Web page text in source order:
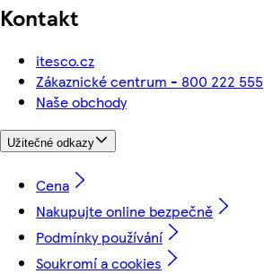
Kontakt
itesco.cz
Zákaznické centrum - 800 222 555
Naše obchody
Užitečné odkazy
Cena
Nakupujte online bezpečně
Podmínky používání
Soukromí a cookies